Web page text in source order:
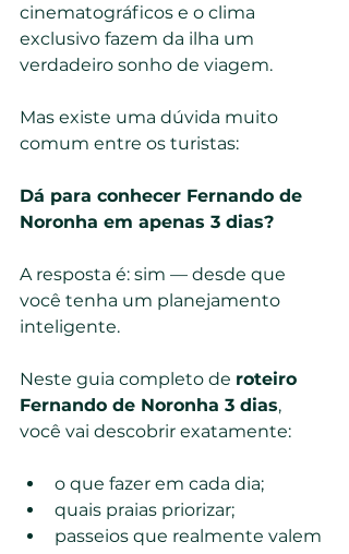
cinematográficos e o clima
exclusivo fazem da ilha um
verdadeiro sonho de viagem.
Mas existe uma dúvida muito
comum entre os turistas:
Dá para conhecer Fernando de
Noronha em apenas 3 dias?
A resposta é: sim — desde que
você tenha um planejamento
inteligente.
Neste guia completo de roteiro
Fernando de Noronha 3 dias,
você vai descobrir exatamente:
o que fazer em cada dia;
quais praias priorizar;
passeios que realmente valem